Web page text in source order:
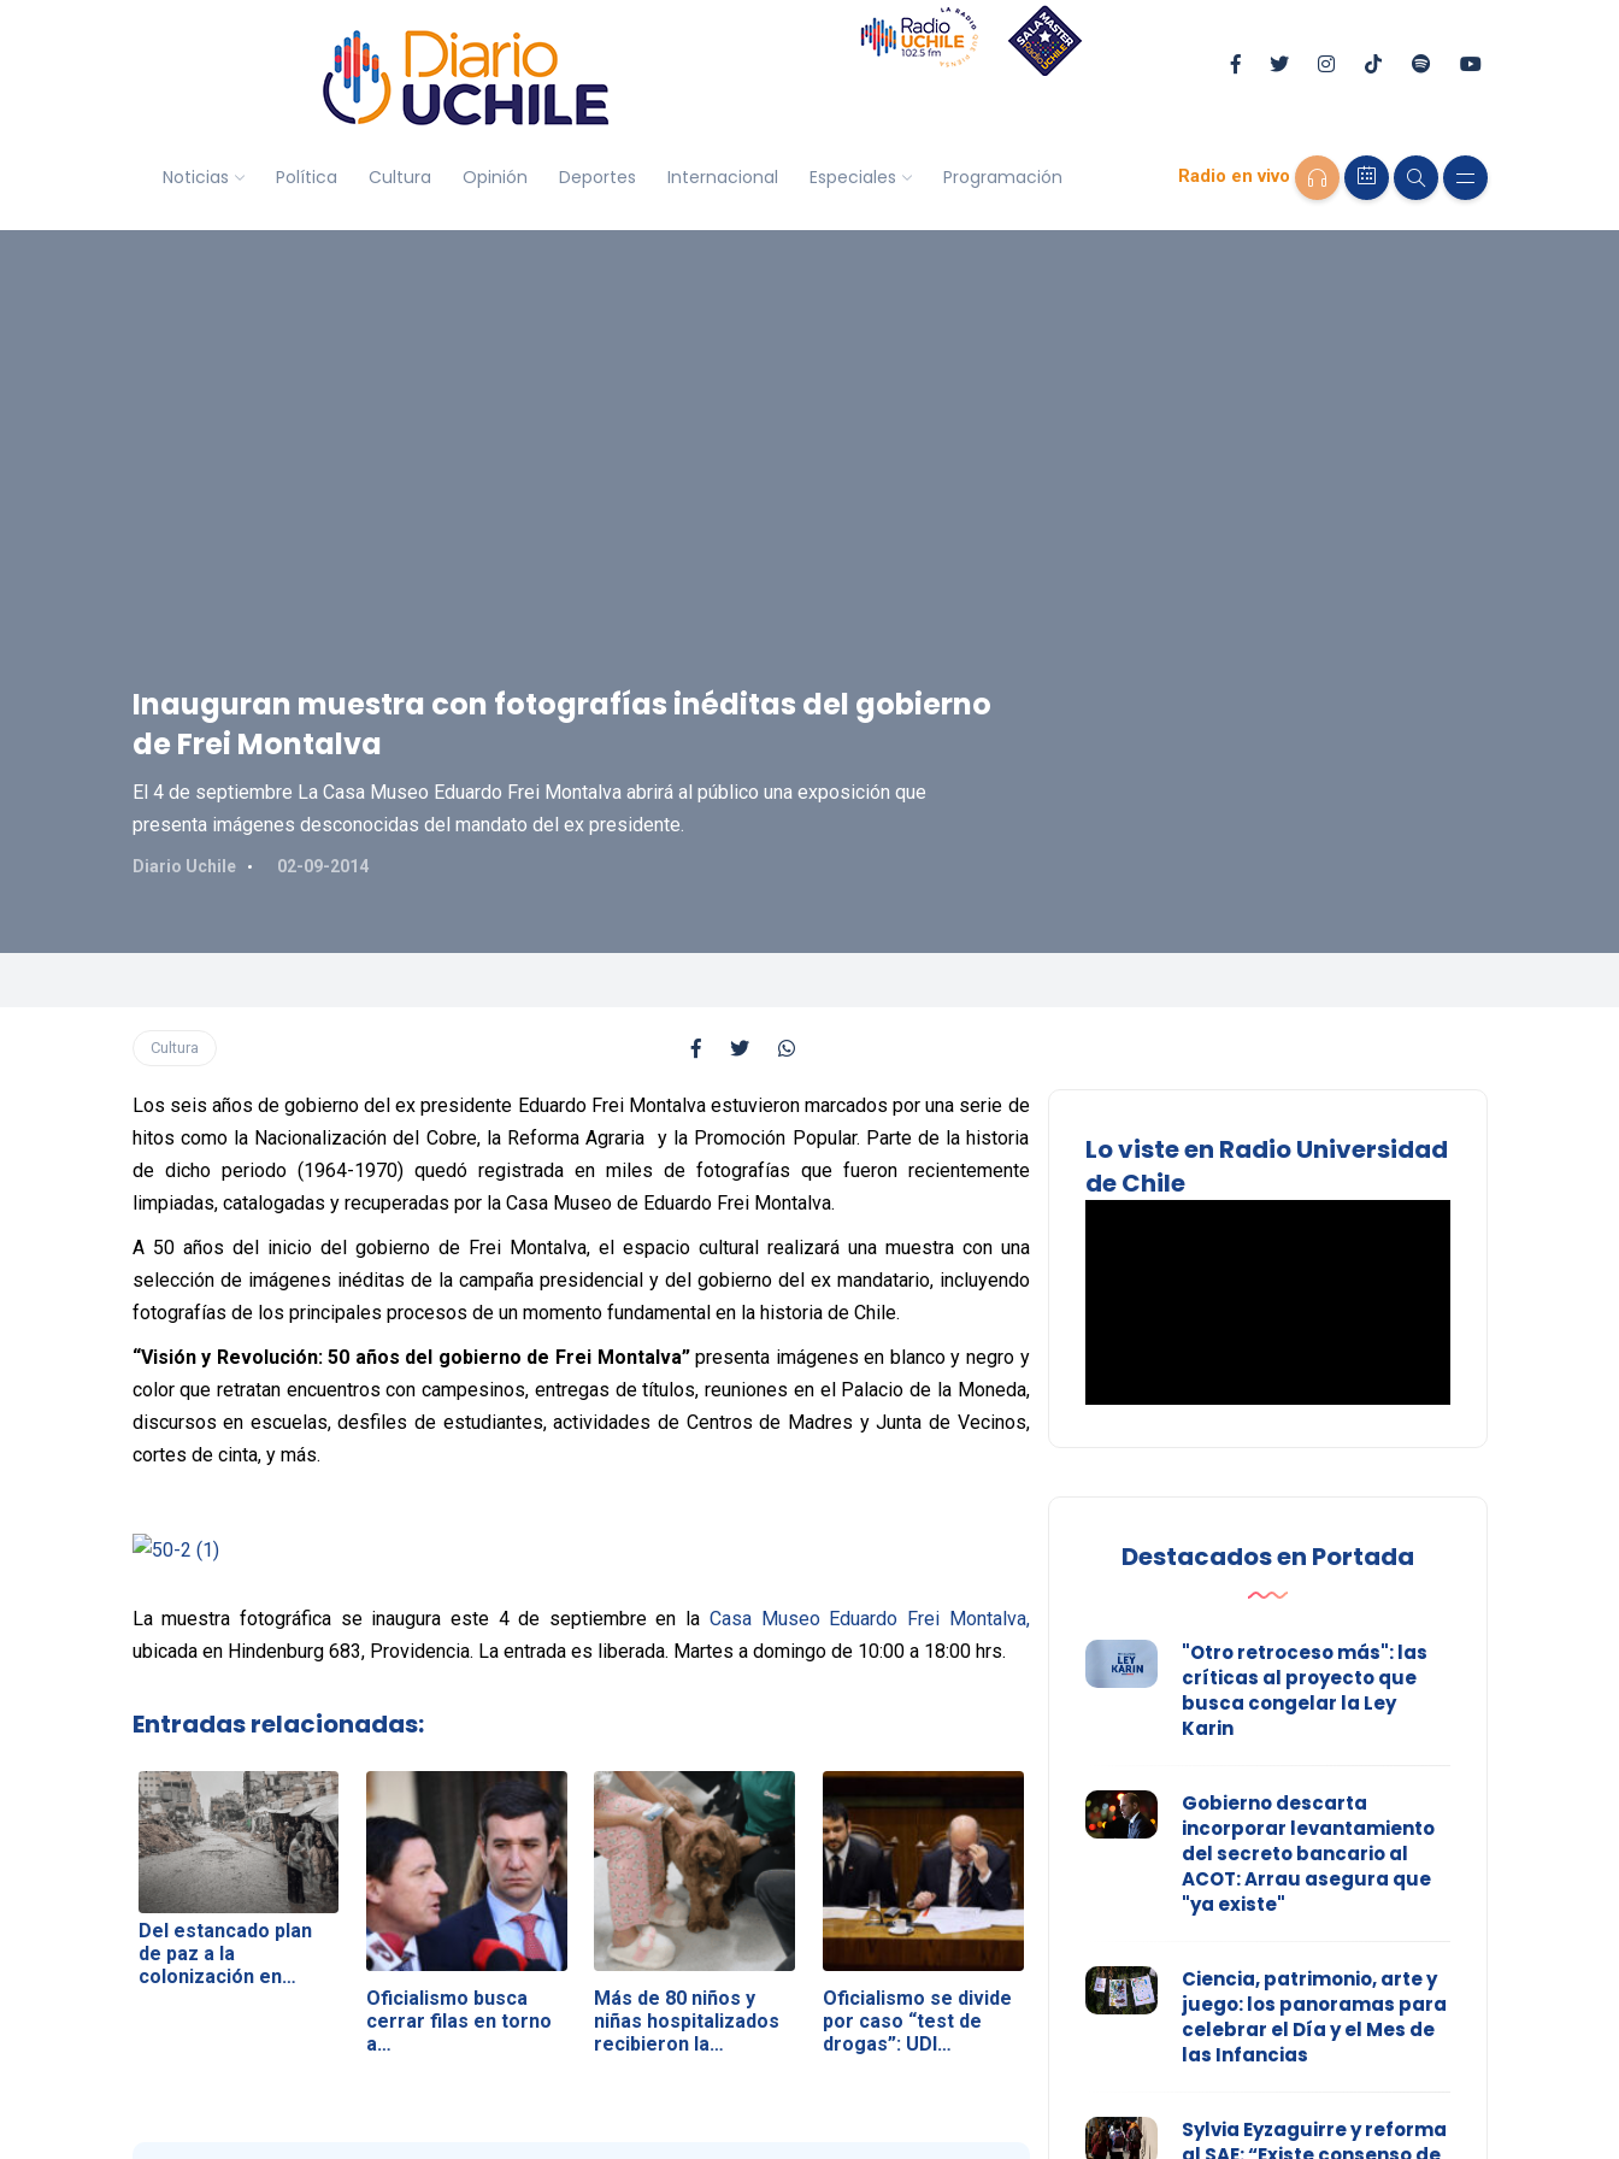
Noticias Política Cultura Opinión Deportes Internacional Especiales Programación Radio en vivo
Inauguran muestra con fotografías inéditas del gobierno
de Frei Montalva
El 4 de septiembre La Casa Museo Eduardo Frei Montalva abrirá al público una exposición que
presenta imágenes desconocidas del mandato del ex presidente.
Diario Uchile 02-09-2014
Cultura
Los seis años de gobierno del ex presidente Eduardo Frei Montalva estuvieron marcados por una serie de
hitos como la Nacionalización del Cobre, la Reforma Agraria y la Promoción Popular. Parte de la historia
de dicho periodo (1964-1970) quedó registrada en miles de fotografías que fueron recientemente
limpiadas, catalogadas y recuperadas por la Casa Museo de Eduardo Frei Montalva.
A 50 años del inicio del gobierno de Frei Montalva, el espacio cultural realizará una muestra con una
selección de imágenes inéditas de la campaña presidencial y del gobierno del ex mandatario, incluyendo
fotografías de los principales procesos de un momento fundamental en la historia de Chile.
“Visión y Revolución: 50 años del gobierno de Frei Montalva”presenta imágenes en blanco y negro y
color que retratan encuentros con campesinos, entregas de títulos, reuniones en el Palacio de la Moneda,
discursos en escuelas, desfiles de estudiantes, actividades de Centros de Madres y Junta de Vecinos,
cortes de cinta, y más.
La muestra fotográfica se inaugura este 4 de septiembre en la Casa Museo Eduardo Frei Montalva,
ubicada en Hindenburg 683, Providencia. La entrada es liberada. Martes a domingo de 10:00 a 18:00 hrs.
Entradas relacionadas:
Del estancado plan
de paz a la
colonización en…
Oficialismo busca
cerrar filas en torno
a…
Más de 80 niños y
niñas hospitalizados
recibieron la…
Oficialismo se divide
por caso “test de
drogas”: UDI…
Lo viste en Radio Universidad
de Chile
Destacados en Portada
"Otro retroceso más": las
críticas al proyecto que
busca congelar la Ley
Karin
Gobierno descarta
incorporar levantamiento
del secreto bancario al
ACOT: Arrau asegura que
"ya existe"
Ciencia, patrimonio, arte y
juego: los panoramas para
celebrar el Día y el Mes de
las Infancias
Sylvia Eyzaguirre y reforma